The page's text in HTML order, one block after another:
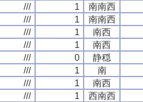
/// 1 南南西
/// 1 南南西
/// 1 南西
/// 1 南西
/// 0 静穏
/// 1 南
/// 1 南西
/// 1 西南西